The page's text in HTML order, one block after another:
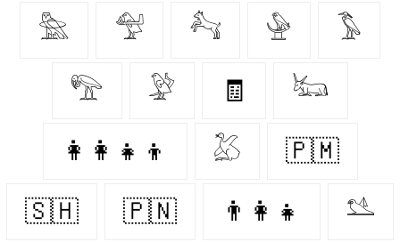
𓅗 𓅵 𓃚 𓅈 𓅣
𓅟 𓅶 🧾 𓃜
👩‍👩‍👧‍👦 𓅷 🇵🇲
🇸🇭 🇵🇳 👨‍👩‍👧 𓅎